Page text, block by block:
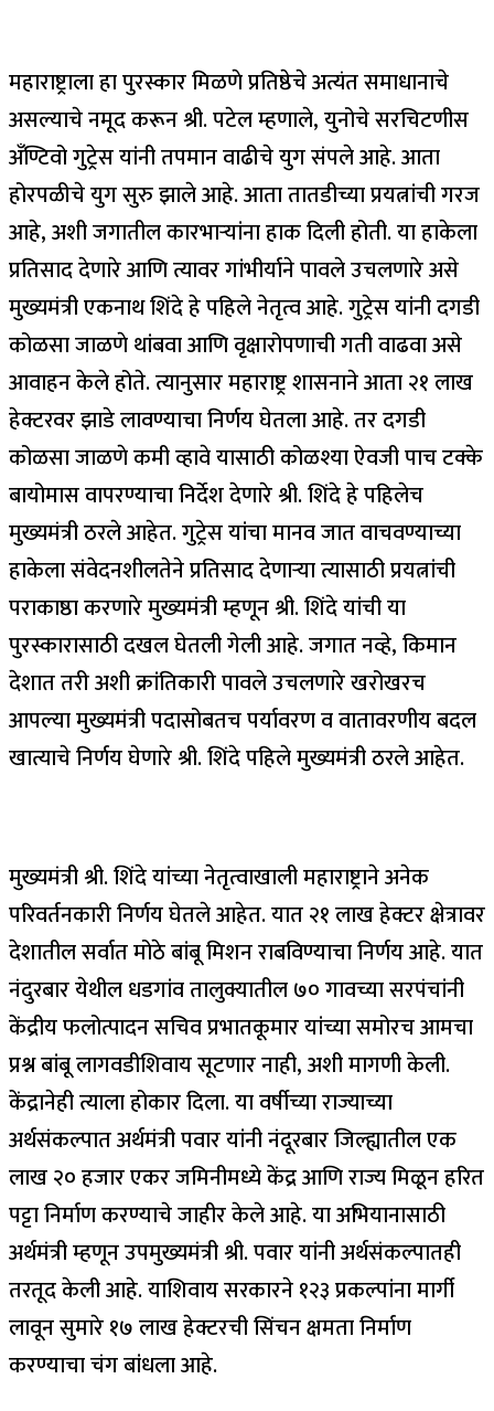
महाराष्ट्राला हा पुरस्कार मिळणे प्रतिष्ठेचे अत्यंत समाधानाचे
असल्याचे नमूद करून श्री. पटेल म्हणाले, युनोचे सरचिटणीस
अँण्टिवो गुट्रेस यांनी तपमान वाढीचे युग संपले आहे. आता
होरपळीचे युग सुरु झाले आहे. आता तातडीच्या प्रयत्नांची गरज
आहे, अशी जगातील कारभाऱ्यांना हाक दिली होती. या हाकेला
प्रतिसाद देणारे आणि त्यावर गांभीर्याने पावले उचलणारे असे
मुख्यमंत्री एकनाथ शिंदे हे पहिले नेतृत्व आहे. गुट्रेस यांनी दगडी
कोळसा जाळणे थांबवा आणि वृक्षारोपणाची गती वाढवा असे
आवाहन केले होते. त्यानुसार महाराष्ट्र शासनाने आता २१ लाख
हेक्टरवर झाडे लावण्याचा निर्णय घेतला आहे. तर दगडी
कोळसा जाळणे कमी व्हावे यासाठी कोळश्या ऐवजी पाच टक्के
बायोमास वापरण्याचा निर्देश देणारे श्री. शिंदे हे पहिलेच
मुख्यमंत्री ठरले आहेत. गुट्रेस यांचा मानव जात वाचवण्याच्या
हाकेला संवेदनशीलतेने प्रतिसाद देणाऱ्या त्यासाठी प्रयत्नांची
पराकाष्ठा करणारे मुख्यमंत्री म्हणून श्री. शिंदे यांची या
पुरस्कारासाठी दखल घेतली गेली आहे. जगात नव्हे, किमान
देशात तरी अशी क्रांतिकारी पावले उचलणारे खरोखरच
आपल्या मुख्यमंत्री पदासोबतच पर्यावरण व वातावरणीय बदल
खात्याचे निर्णय घेणारे श्री. शिंदे पहिले मुख्यमंत्री ठरले आहेत.
मुख्यमंत्री श्री. शिंदे यांच्या नेतृत्वाखाली महाराष्ट्राने अनेक
परिवर्तनकारी निर्णय घेतले आहेत. यात २१ लाख हेक्टर क्षेत्रावर
देशातील सर्वात मोठे बांबू मिशन राबविण्याचा निर्णय आहे. यात
नंदुरबार येथील धडगांव तालुक्यातील ७० गावच्या सरपंचांनी
केंद्रीय फलोत्पादन सचिव प्रभातकूमार यांच्या समोरच आमचा
प्रश्न बांबू लागवडीशिवाय सूटणार नाही, अशी मागणी केली.
केंद्रानेही त्याला होकार दिला. या वर्षीच्या राज्याच्या
अर्थसंकल्पात अर्थमंत्री पवार यांनी नंदूरबार जिल्ह्यातील एक
लाख २० हजार एकर जमिनीमध्ये केंद्र आणि राज्य मिळून हरित
पट्टा निर्माण करण्याचे जाहीर केले आहे. या अभियानासाठी
अर्थमंत्री म्हणून उपमुख्यमंत्री श्री. पवार यांनी अर्थसंकल्पातही
तरतूद केली आहे. याशिवाय सरकारने १२३ प्रकल्पांना मार्गी
लावून सुमारे १७ लाख हेक्टरची सिंचन क्षमता निर्माण
करण्याचा चंग बांधला आहे.